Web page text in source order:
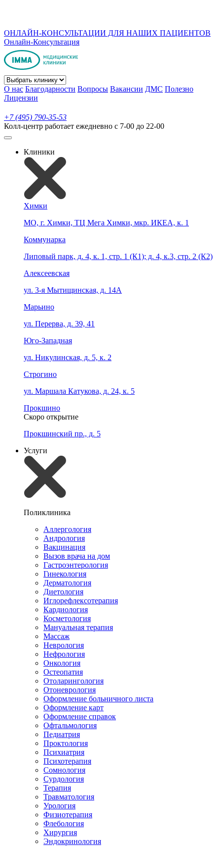
ОНЛАЙН-КОНСУЛЬТАЦИИ ДЛЯ НАШИХ ПАЦИЕНТОВ
Онлайн-Консультация
О нас Благодарности Вопросы Вакансии ДМС Полезно
Лицензии
+7 (495) 790-35-53
Колл-центр работает ежедневно с 7-00 до 22-00
Клиники
Химки
МО, г. Химки, ТЦ Мега Химки, мкр. ИКЕА, к. 1
Коммунарка
Липовый парк, д. 4, к. 1, стр. 1 (К1); д. 4, к.3, стр. 2 (К2)
Алексеевская
ул. 3-я Мытищинская, д. 14А
Марьино
ул. Перерва, д. 39, 41
Юго-Западная
ул. Никулинская, д. 5, к. 2
Строгино
ул. Маршала Катукова, д. 24, к. 5
Прокшино
Скоро открытие
Прокшинский пр., д. 5
Услуги
Поликлиника
Аллергология
Андрология
Вакцинация
Вызов врача на дом
Гастроэнтерология
Гинекология
Дерматология
Диетология
Иглорефлексотерапия
Кардиология
Косметология
Мануальная терапия
Массаж
Неврология
Нефрология
Онкология
Остеопатия
Отоларингология
Отоневрология
Оформление больничного листа
Оформление карт
Оформление справок
Офтальмология
Педиатрия
Проктология
Психиатрия
Психотерапия
Сомнология
Сурдология
Терапия
Травматология
Урология
Физиотерапия
Флебология
Хирургия
Эндокринология